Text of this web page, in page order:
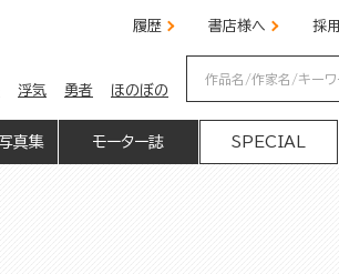
履歴 書店様へ 採
浮気 勇者 ほのぼの
真集 モーター誌 SPECIAL